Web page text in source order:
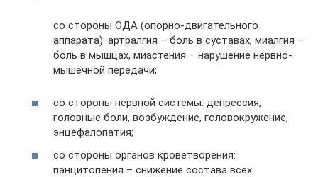
со стороны ОДА (опорно-двигательного
аппарата): артралгия – боль в суставах, миалгия –
боль в мышцах, миастения – нарушение нервно-
мышечной передачи;
со стороны нервной системы: депрессия,
головные боли, возбуждение, головокружение,
энцефалопатия;
со стороны органов кроветворения:
панцитопения – снижение состава всех